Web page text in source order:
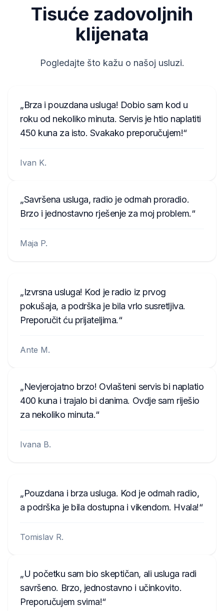
067003105800D5910079026514
00790
Tisuće zadovoljnih
klijenata
Pogledajte što kažu o našoj usluzi.
Brza i pouzdana usluga! Dobio sam kod u
roku od nekoliko minuta. Servis je htio naplatiti
450 kuna za isto. Svakako preporučujem!
Ivan K.
Savršena usluga, radio je odmah proradio.
Brzo i jednostavno rješenje za moj problem.
Maja P.
Izvrsna usluga! Kod je radio iz prvog
pokušaja, a podrška je bila vrlo susretljiva.
Preporučit ću prijateljima.
Ante M.
Nevjerojatno brzo! Ovlašteni servis bi naplatio
400 kuna i trajalo bi danima. Ovdje sam riješio
za nekoliko minuta.
Ivana B.
Pouzdana i brza usluga. Kod je odmah radio,
a podrška je bila dostupna i vikendom. Hvala!
Tomislav R.
U početku sam bio skeptičan, ali usluga radi
savršeno. Brzo, jednostavno i učinkovito.
Preporučujem svima!